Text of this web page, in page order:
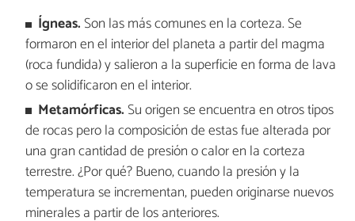
Ígneas.Son las más comunes en la corteza. Se
formaron en el interior del planeta a partir del magma
(roca fundida) y salieron a la superficie en forma de lava
o se solidificaron en el interior.
Metamórficas.Su origen se encuentra en otros tipos
de rocas pero la composición de estas fue alterada por
una gran cantidad de presión o calor en la corteza
terrestre. ¿Por qué? Bueno, cuando la presión y la
temperatura se incrementan, pueden originarse nuevos
minerales a partir de los anteriores.